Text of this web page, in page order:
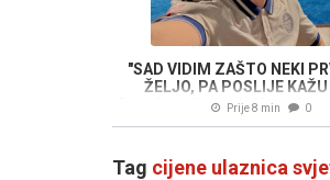
"SAD VIDIM ZAŠTO NEKI
ŽELJO, PA POSLIJE KAŽU
Popularni hrvatski Youtuber
Prije 8 min 0
Tag cijene ulaznica